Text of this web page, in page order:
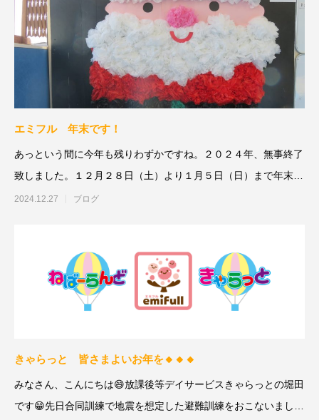
エミフル 年末です！
あっという間に今年も残りわずかですね。２０２４年、無事終了
致しました。１２月２８日（土）より１月５日（日）まで年末年
始のお休みと
2024.12.27 ブログ
きゃらっと 皆さまよいお年を🔸🔸🔸
みなさん、こんにちは😄放課後等デイサービスきゃらっとの堀田
です😁先日合同訓練で地震を想定した避難訓練をおこないました